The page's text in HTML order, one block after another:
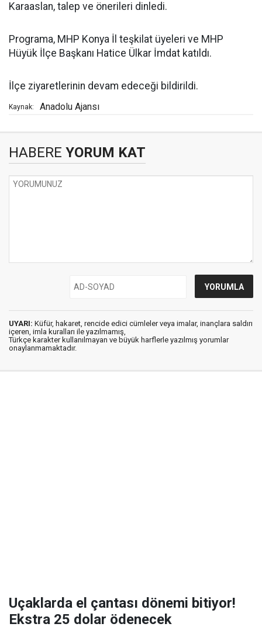
Karaaslan, talep ve önerileri dinledi.
Programa, MHP Konya İl teşkilat üyeleri ve MHP
Hüyük İlçe Başkanı Hatice Ülkar İmdat katıldı.
İlçe ziyaretlerinin devam edeceği bildirildi.
Kaynak: Anadolu Ajansı
HABERE YORUM KAT
UYARI: Küfür, hakaret, rencide edici cümleler veya imalar, inançlara saldırı
içeren, imla kuralları ile yazılmamış,
Türkçe karakter kullanılmayan ve büyük harflerle yazılmış yorumlar
onaylanmamaktadır.
Uçaklarda el çantası dönemi bitiyor!
Ekstra 25 dolar ödenecek